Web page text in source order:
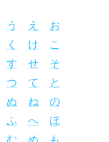
う え お
く け こ
す せ そ
つ て と
ぬ ね の
ふ へ ほ